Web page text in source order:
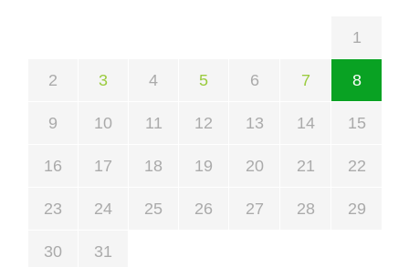
1
2 3 4 5 6 7 8
9 10 11 12 13 14 15
16 17 18 19 20 21 22
23 24 25 26 27 28 29
30 31